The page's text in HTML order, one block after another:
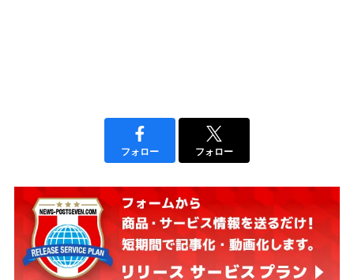
フォロー フォロー